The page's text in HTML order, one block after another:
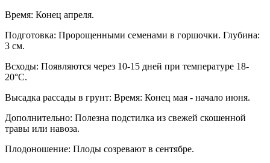
Время: Конец апреля.
Подготовка: Пророщенными семенами в горшочки. Глубина:
3 см.
Всходы: Появляются через 10-15 дней при температуре 18-
20°C.
Высадка рассады в грунт: Время: Конец мая - начало июня.
Дополнительно: Полезна подстилка из свежей скошенной
травы или навоза.
Плодоношение: Плоды созревают в сентябре.